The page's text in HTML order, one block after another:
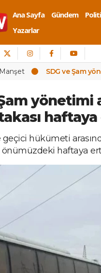
Ana Sayfa Gündem
Yazarlar
Manşet SDG ve Şam
yönetimi
geçici hükümeti
haftaya